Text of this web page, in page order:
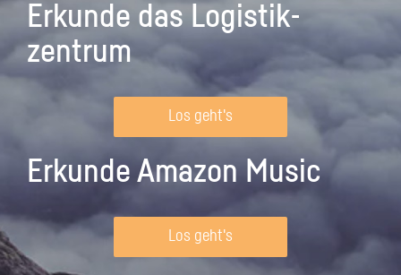
Erkunde das Logistik­
zentrum
Los geht's
Erkunde Amazon Music
Los geht's